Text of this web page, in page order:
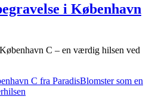
i København
C – en værdig hilsen ved